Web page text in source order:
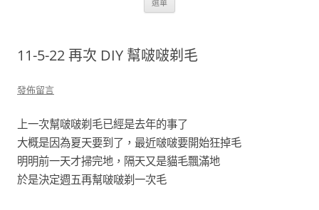
選單
容
11-5-22 再次 DIY 幫啵啵剃毛
發佈留言
上一次幫啵啵剃毛已經是去年的事了
大概是因為夏天要到了，最近啵啵要開始狂掉毛
明明前一天才掃完地，隔天又是貓毛飄滿地
於是決定週五再幫啵啵剃一次毛